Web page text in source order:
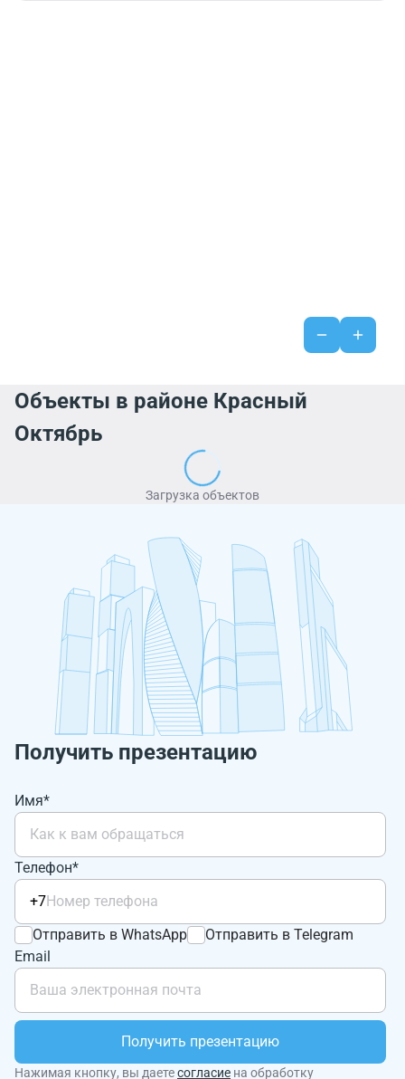
Объекты в районе Красный
Октябрь
Загрузка объектов
Получить презентацию
Имя*
Телефон*
+7
Отправить в WhatsApp
Отправить в Telegram
Email
Получить презентацию
Нажимая кнопку, вы даетесогласие на обработку